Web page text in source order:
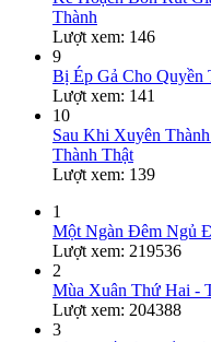
Thành
Lượt xem: 146
9
Bị Ép Gả Cho Quyền
Lượt xem: 141
10
Sau Khi Xuyên
Thành Thật
Lượt xem: 139
1
Một Ngàn Đêm Ngủ
Lượt xem: 219536
2
Mùa Xuân Thứ Hai -
Lượt xem: 204388
3